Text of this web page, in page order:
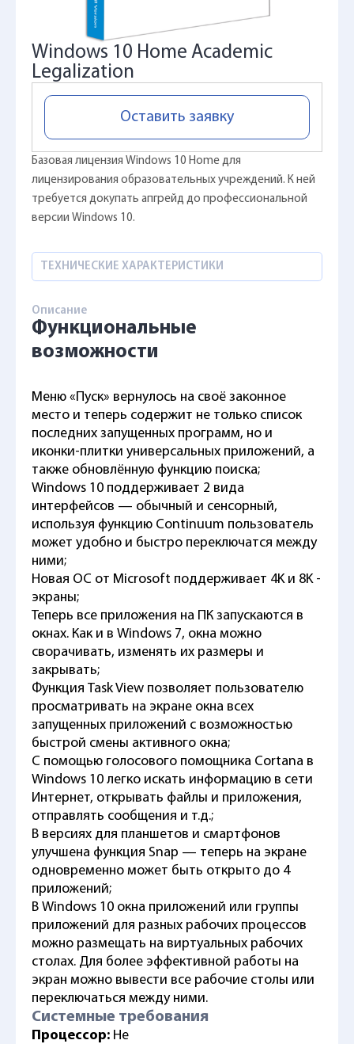
Windows 10 Home Academic
Legalization
Оставить заявку
Базовая лицензия Windows 10 Home для
лицензирования образовательных учреждений. К ней
требуется докупать апгрейд до профессиональной
версии Windows 10.
ТЕХНИЧЕСКИЕ ХАРАКТЕРИСТИКИ
Описание
Функциональные
возможности
Меню «Пуск» вернулось на своё законное
место и теперь содержит не только список
последних запущенных программ, но и
иконки-плитки универсальных приложений, а
также обновлённую функцию поиска;
Windows 10 поддерживает 2 вида
интерфейсов — обычный и сенсорный,
используя функцию Continuum пользователь
может удобно и быстро переключатся между
ними;
Новая ОС от Microsoft поддерживает 4K и 8K -
экраны;
Теперь все приложения на ПК запускаются в
окнах. Как и в Windows 7, окна можно
сворачивать, изменять их размеры и
закрывать;
Функция Task View позволяет пользователю
просматривать на экране окна всех
запущенных приложений с возможностью
быстрой смены активного окна;
С помощью голосового помощника Cortana в
Windows 10 легко искать информацию в сети
Интернет, открывать файлы и приложения,
отправлять сообщения и т.д.;
В версиях для планшетов и смартфонов
улучшена функция Snap — теперь на экране
одновременно может быть открыто до 4
приложений;
В Windows 10 окна приложений или группы
приложений для разных рабочих процессов
можно размещать на виртуальных рабочих
столах. Для более эффективной работы на
экран можно вывести все рабочие столы или
переключаться между ними.
Системные требования
Процессор: Не